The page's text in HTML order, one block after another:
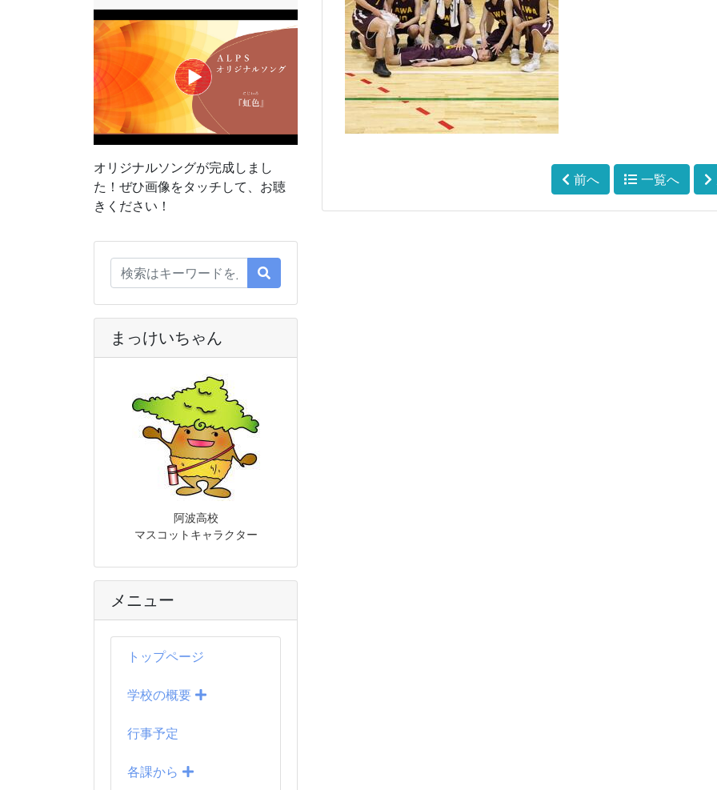
オリジナルソングが完成しまし
た！ぜひ画像をタッチして、お聴
きください！
まっけいちゃん
阿波高校
マスコットキャラクター
メニュー
トップページ
学校の概要
行事予定
各課から
前へ 一覧へ